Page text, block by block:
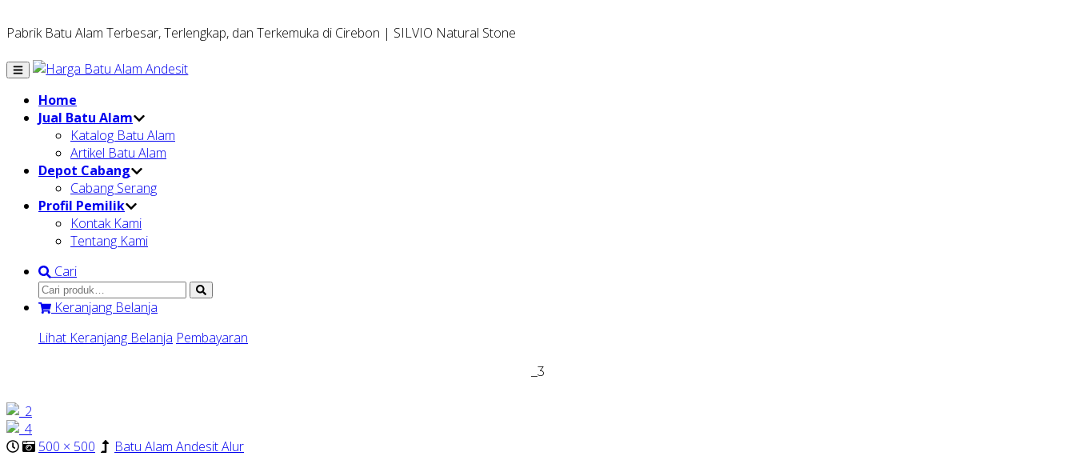
Pabrik Batu Alam Terbesar, Terlengkap, dan Terkemuka di Cirebon | SILVIO Natural Stone
Home
Jual Batu Alam
Katalog Batu Alam
Artikel Batu Alam
Depot Cabang
Cabang Serang
Profil Pemilik
Kontak Kami
Tentang Kami
Cari
Keranjang Belanja
Lihat Keranjang Belanja Pembayaran
_3
500 × 500 Batu Alam Andesit Alur